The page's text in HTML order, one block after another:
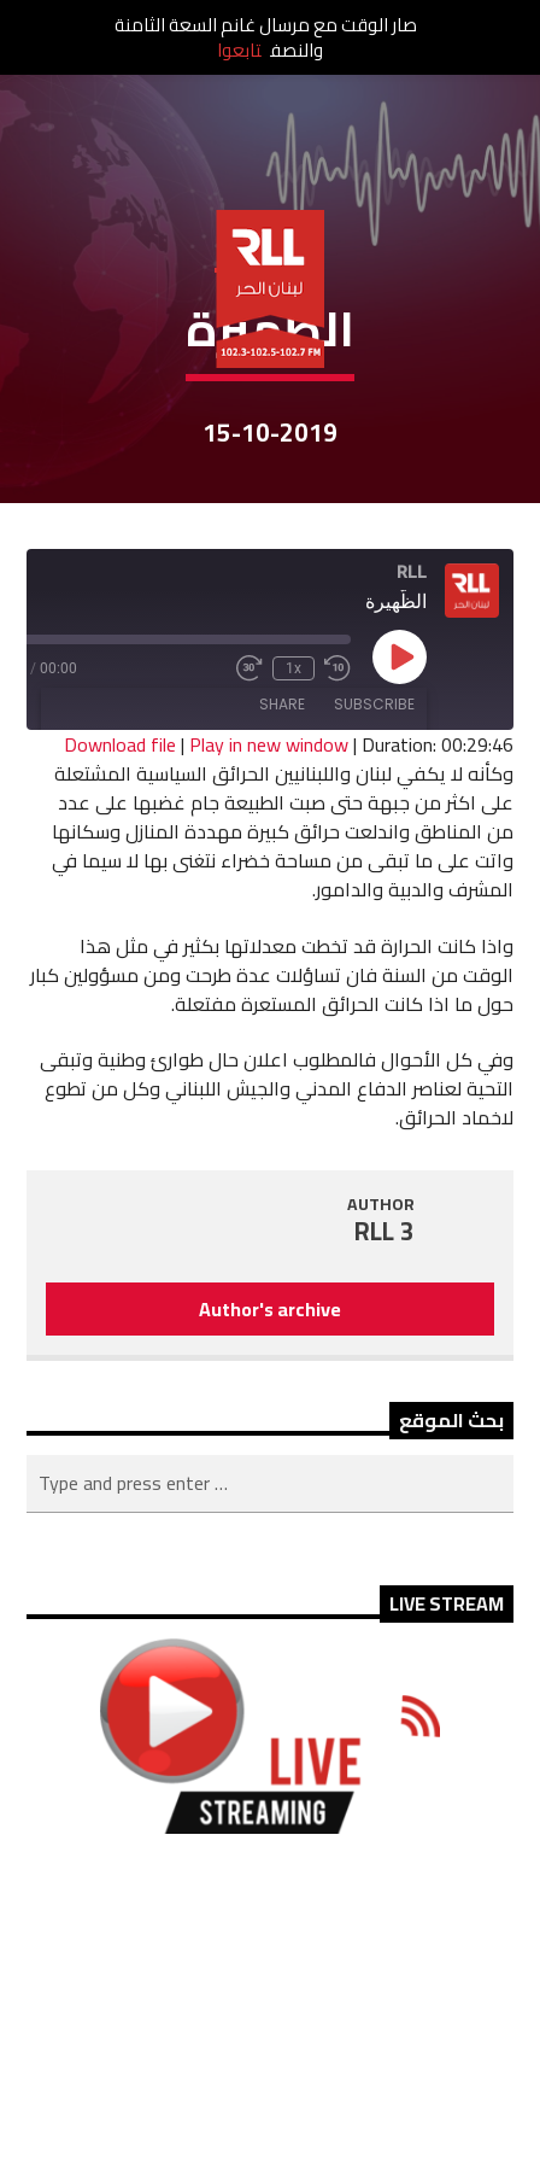
نشرات الأخبار
الظّهيرة
15-10-2019
RLL
الظّهيرة
Play
Episode
Rewind
10
Seconds
1x
Fast
seconds
00:00
/
SUBSCRIBE
SHARE
RSS FEED
SHARE
LINK
EMBED
Download file| Play in new window| Duration: 00:29:46
وكأنه لا يكفي لبنان واللبنانيين الحرائق السياسية المشتعلة
على اكثر من جبهة حتى صبت الطبيعة جام غضبها على عدد
من المناطق واندلعت حرائق كبيرة مهددة المنازل وسكانها
واتت على ما تبقى من مساحة خضراء نتغنى بها لا سيما في
المشرف والدبية والدامور.
واذا كانت الحرارة قد تخطت معدلاتها بكثير في مثل هذا
الوقت من السنة فان تساؤلات عدة طرحت ومن مسؤولين كبار
حول ما اذا كانت الحرائق المستعرة مفتعلة.
وفي كل الأحوال فالمطلوب اعلان حال طوارئ وطنية وتبقى
التحية لعناصر الدفاع المدني والجيش اللبناني وكل من تطوع
لاخماد الحرائق.
AUTHOR
RLL 3
Author's archive
بحث الموقع
LIVE STREAM
صار الوقت مع مرسال غانم السعة الثامنة
والنصف تابعوا